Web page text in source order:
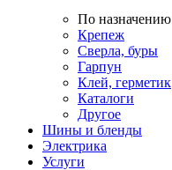
По назначению
Крепеж
Сверла, буры
Гарпун
Клей, герметик
Каталоги
Другое
Шины и бленды
Электрика
Услуги